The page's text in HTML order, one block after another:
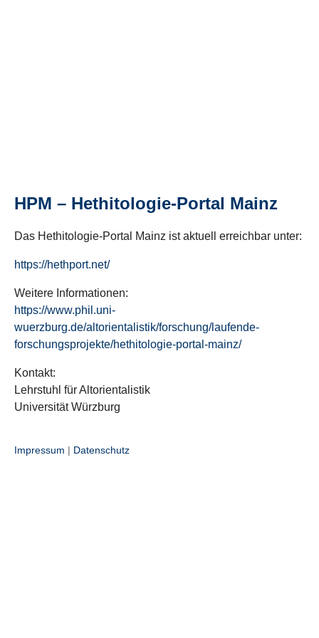
HPM – Hethitologie-Portal Mainz
Das Hethitologie-Portal Mainz ist aktuell erreichbar unter:
https://hethport.net/
Weitere Informationen:
https://www.phil.uni-
wuerzburg.de/altorientalistik/forschung/laufende-
forschungsprojekte/hethitologie-portal-mainz/
Kontakt:
Lehrstuhl für Altorientalistik
Universität Würzburg
Impressum | Datenschutz